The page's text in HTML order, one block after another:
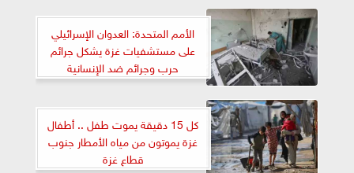
الأمم المتحدة: العدوان الإسرائيلي
على مستشفيات غزة يشكل جرائم
حرب وجرائم ضد الإنسانية
كل 15 دقيقة يموت طفل .. أطفال
غزة يموتون من مياه الأمطار جنوب
قطاع غزة